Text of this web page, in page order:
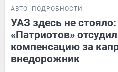
АВТО ПОДРОБНОСТИ
УАЗ здесь не
«Патриотов»
компенсацию за
внедорожник